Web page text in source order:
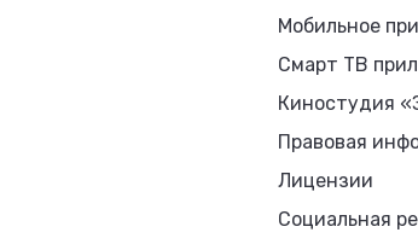
Мобильное
Смарт ТВ
Киностудия
Правовая
Лицензии
Социальная